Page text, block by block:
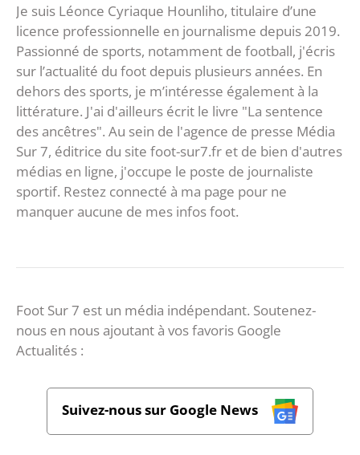
Je suis Léonce Cyriaque Hounliho, titulaire d’une
licence professionnelle en journalisme depuis 2019.
Passionné de sports, notamment de football, j'écris
sur l’actualité du foot depuis plusieurs années. En
dehors des sports, je m’intéresse également à la
littérature. J'ai d'ailleurs écrit le livre "La sentence
des ancêtres". Au sein de l'agence de presse Média
Sur 7, éditrice du site foot-sur7.fr et de bien d'autres
médias en ligne, j'occupe le poste de journaliste
sportif. Restez connecté à ma page pour ne
manquer aucune de mes infos foot.
Foot Sur 7 est un média indépendant. Soutenez-
nous en nous ajoutant à vos favoris Google
Actualités :
Suivez-nous sur Google News